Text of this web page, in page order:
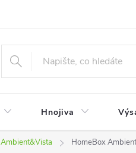
Hnojiva
Ambient&Vista HomeBox